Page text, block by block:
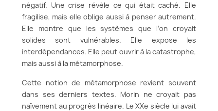
négatif. Une crise révèle ce qui était caché. Elle
fragilise, mais elle oblige aussi à penser autrement.
Elle montre que les systèmes que l’on croyait
solides sont vulnérables. Elle expose les
interdépendances. Elle peut ouvrir à la catastrophe,
mais aussi à la métamorphose.
Cette notion de métamorphose revient souvent
dans ses derniers textes. Morin ne croyait pas
naïvement au progrès linéaire. Le XXe siècle lui avait